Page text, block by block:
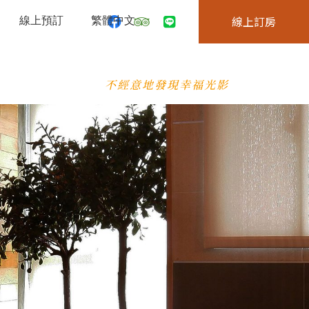
線上預訂 繁體中文 線上訂房
不經意地發現幸福光影